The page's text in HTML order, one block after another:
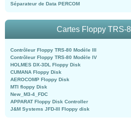
Séparateur de Data PERCOM
Cartes Floppy TRS-
Contrôleur Floppy TRS-80 Modèle III
Contrôleur Floppy TRS-80 Modèle IV
HOLMES DX-3DL Floppy Disk
CUMANA Floppy Disk
AEROCOMP Floppy Disk
MTI floppy Disk
New_M3-4_FDC
APPARAT Floppy Disk Controller
J&M Systems JFD-III Floppy disk